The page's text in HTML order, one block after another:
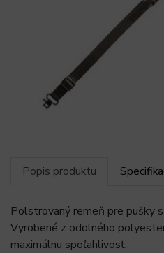
Popis produktu
Polstrovaný remeň pre pušky
Vyrobené z odolného
maximálnu spoľahlivosť.